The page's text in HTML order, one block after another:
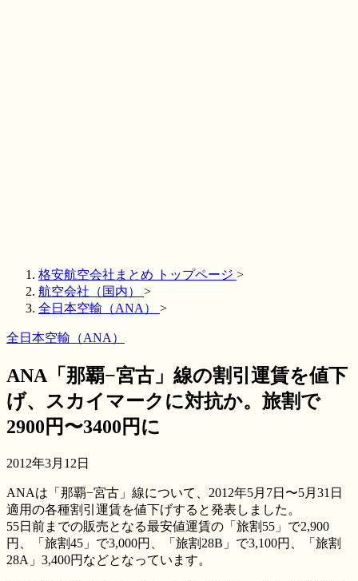
格安航空会社まとめ トップページ >
航空会社（国内）
>
全日本空輸（ANA）
>
全日本空輸（ANA）
ANA「那覇−宮古」線の割引運賃を値下
げ、スカイマークに対抗か。旅割で
2900円〜3400円に
2012年3月12日
ANAは「那覇−宮古」線について、2012年5月7日〜5月31日
適用の各種割引運賃を値下げすると発表しました。
55日前までの販売となる最安値運賃の「旅割55」で2,900
円、「旅割45」で3,000円、「旅割28B」で3,100円、「旅割
28A」3,400円などとなっています。